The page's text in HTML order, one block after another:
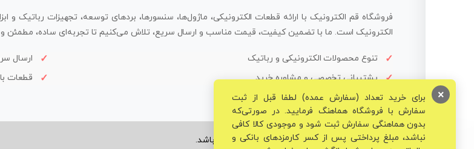
فروشگاه قم الکترونیک با ارائه قطعات الکترونیکی، ماژول‌ها، سنسورها، بردهای توسعه، تجهیزات رباتیک
الکترونیک است. ما با تضمین کیفیت، قیمت مناسب و ارسال سریع، تلاش می‌کنیم تا تجربه‌ای ساده، مطمئن و
تنوع محصولات الکترونیکی و رباتیک
ارسال
پشتیبانی تخصصی و مشاوره خرید
قطعات
© تمامی حقوق برای فروشگاه تخصصی قم الکترونیک محفوظ می‌باشد.
برای خرید تعداد (سفارش عمده) لطفا قبل از ثبت
سفارش با فروشگاه هماهنگ فرمایید. در صورتی‌که
بدون هماهنگی سفارش ثبت شود و موجودی کالا کافی
نباشد، مبلغ پرداختی پس از کسر کارمزدهای بانکی و
×